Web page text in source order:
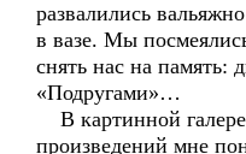
развалились
в вазе. Мы
снять нас на память:
«Подругами»…
В картинной
произведений мне